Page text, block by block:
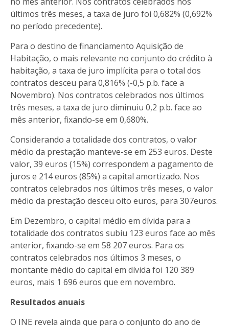
últimos três meses, a taxa de juro foi 0,682% (0,692%
no período precedente).
Para o destino de financiamento Aquisição de
Habitação, o mais relevante no conjunto do crédito à
habitação, a taxa de juro implícita para o total dos
contratos desceu para 0,816% (-0,5 p.b. face a
Novembro). Nos contratos celebrados nos últimos
três meses, a taxa de juro diminuiu 0,2 p.b. face ao
mês anterior, fixando-se em 0,680%.
Considerando a totalidade dos contratos, o valor
médio da prestação manteve-se em 253 euros. Deste
valor, 39 euros (15%) correspondem a pagamento de
juros e 214 euros (85%) a capital amortizado. Nos
contratos celebrados nos últimos três meses, o valor
médio da prestação desceu oito euros, para 307euros.
Em Dezembro, o capital médio em dívida para a
totalidade dos contratos subiu 123 euros face ao mês
anterior, fixando-se em 58 207 euros. Para os
contratos celebrados nos últimos 3 meses, o
montante médio do capital em dívida foi 120 389
euros, mais 1 696 euros que em novembro.
Resultados anuais
O INE revela ainda que para o conjunto do ano de